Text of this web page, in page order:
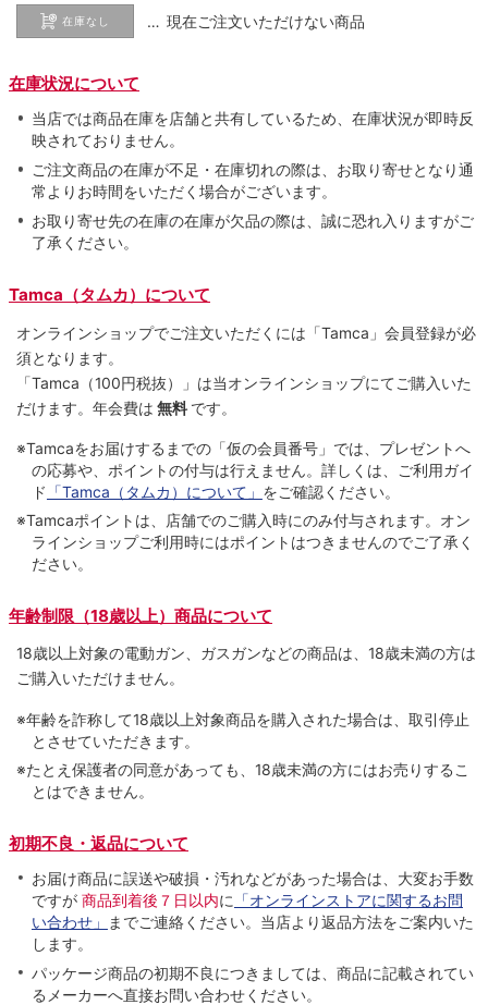
在庫なし … 現在ご注文いただけない商品
在庫状況について
当店では商品在庫を店舗と共有しているため、在庫状況が即時反
映されておりません。
ご注文商品の在庫が不足・在庫切れの際は、お取り寄せとなり通
常よりお時間をいただく場合がございます。
お取り寄せ先の在庫の在庫が欠品の際は、誠に恐れ入りますがご
了承ください。
Tamca（タムカ）について
オンラインショップでご注⽂いただくには「Tamca」会員登録が必
須となります。
「Tamca （100円税抜）
」は当オンラインショップにてご購⼊いた
だけます。 年会費は 無料 です。
※Tamcaをお届けするまでの「仮の会員番号」では、プレゼントへ
の応募や、ポイントの付与は⾏えません。詳しくは、ご利⽤ガイ
ド 「Tamca（タムカ）について」 をご確認ください。
※Tamcaポイントは、店舗でのご購⼊時にのみ付与されます。オン
ラインショップご利用時にはポイントはつきませんのでご了承く
ださい。
年齢制限（18歳以上）商品について
18歳以上対象の電動ガン、ガスガンなどの商品は、18歳未満の方は
ご購入いただけません。
※年齢を詐称して18歳以上対象商品を購入された場合は、取引停止
とさせていただきます。
※たとえ保護者の同意があっても、18歳未満の方にはお売りするこ
とはできません。
初期不良・返品について
お届け商品に誤送や破損・汚れなどがあった場合は、大変お手数
ですが 商品到着後７日以内に 「オンラインストアに関するお問
い合わせ」
までご連絡ください。当店より返品方法をご案内いた
します。
パッケージ商品の初期不良につきましては、商品に記載されてい
るメーカーへ直接お問い合わせください。